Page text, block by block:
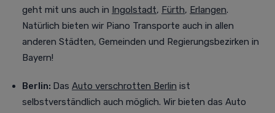
geht mit uns auch in Ingolstadt, Fürth, Erlangen.
Natürlich bieten wir Piano Transporte auch in allen
anderen Städten, Gemeinden und Regierungsbezirken in
Bayern!
Berlin: Das Auto verschrotten Berlin ist
selbstverständlich auch möglich. Wir bieten das Auto